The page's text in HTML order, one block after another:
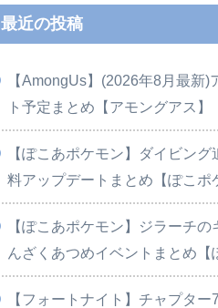
最近の投稿
【AmongUs】(2026年8月最新)
ト予定まとめ【アモングアス】
【ぽこあポケモン】ダイビン
料アップデートまとめ【ぽこポ
【ぽこあポケモン】ジラーチの
んざくあつめイベントまとめ【
【フォートナイト】チャプタ